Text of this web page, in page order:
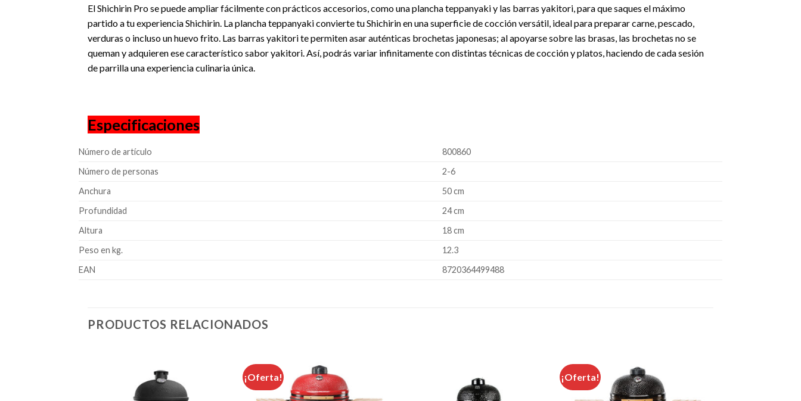
El Shichirin Pro se puede ampliar fácilmente con prácticos accesorios, como una plancha teppanyaki y las barras yakitori, para que saques el máximo
partido a tu experiencia Shichirin. La plancha teppanyaki convierte tu Shichirin en una superficie de cocción versátil, ideal para preparar carne, pescado,
verduras o incluso un huevo frito. Las barras yakitori te permiten asar auténticas brochetas japonesas; al apoyarse sobre las brasas, las brochetas no se
queman y adquieren ese característico sabor yakitori. Así, podrás variar infinitamente con distintas técnicas de cocción y platos, haciendo de cada sesión
de parrilla una experiencia culinaria única.
Especificaciones
Número de artículo
800860
Número de personas
2-6
Anchura
50 cm
Profundidad
24 cm
Altura
18 cm
Peso en kg.
12.3
EAN
8720364499488
PRODUCTOS RELACIONADOS
¡Oferta! ¡Oferta!